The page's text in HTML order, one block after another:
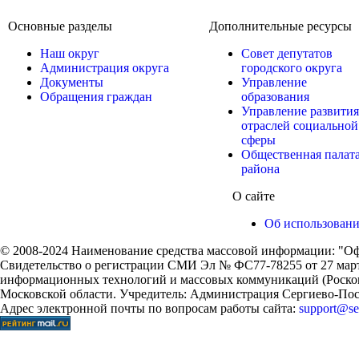
Основные разделы
Наш округ
Администрация округа
Документы
Обращения граждан
Дополнительные ресурсы
Совет депутатов
городского округа
Управление
образования
Управление развития
отраслей социальной
сферы
Общественная
района
О сайте
Об
© 2008-2024 Наименование средства массовой информации:
Свидетельство о регистрации СМИ Эл № ФС77-78255 от 27
информационных технологий и массовых коммуникаций
Московской области. Учредитель: Администрация Сергиево-
Адрес электронной почты по вопросам работы сайта: